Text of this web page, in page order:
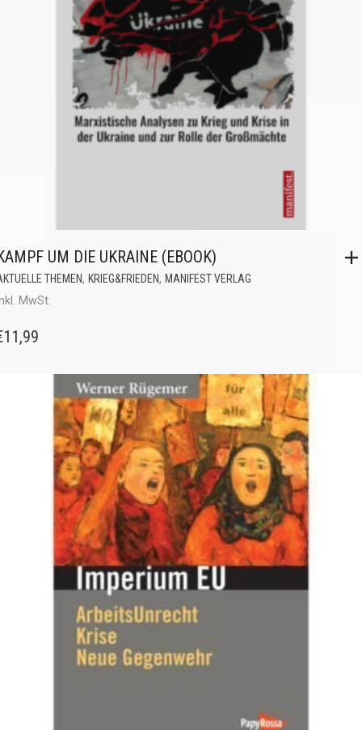
UM DIE UKRAINE (EBOOK)
THEMEN, KRIEG&FRIEDEN, MANIFEST VERLAG
MwSt.
11,99